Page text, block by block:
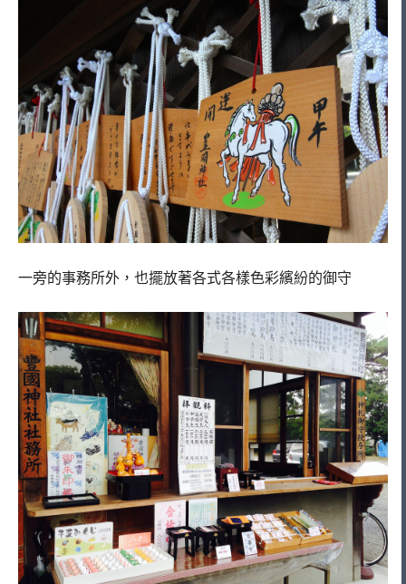
一旁的事務所外，也擺放著各式各樣色彩繽紛的御守